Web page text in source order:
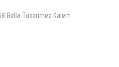
Bella Tükenmez Kalem